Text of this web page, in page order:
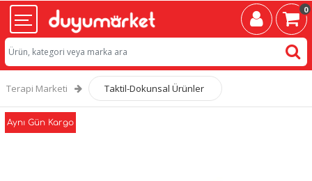
0
Terapi Marketi Taktil-Dokunsal Ürünler
Aynı Gün Kargo